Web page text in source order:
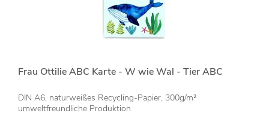
Frau Ottilie ABC Karte - W wie Wal - Tier ABC
DIN A6, naturweißes Recycling-Papier, 300g/m²
umweltfreundliche Produktion